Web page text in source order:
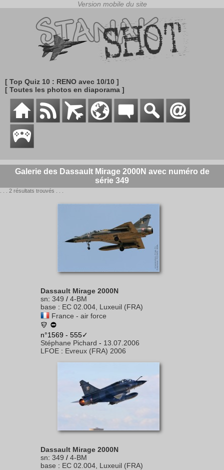
[ Top Quiz 10 : RENO avec 10/10 ]
[ Toutes les photos en diaporama ]
Galerie des Dassault Mirage 2000N avec numéro de
série 349
. . . 2 résultats trouvés . . .
Dassault Mirage 2000N
sn: 349 / 4-BM
base : EC 02.004, Luxeuil (FRA)
France - air force
n°1569 - 555✓
Stéphane Pichard - 13.07.2006
LFOE : Evreux (FRA) 2006
Dassault Mirage 2000N
sn: 349 / 4-BM
base : EC 02.004, Luxeuil (FRA)